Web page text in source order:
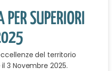
SUPERIORI
del territorio
3 Novembre 2025.